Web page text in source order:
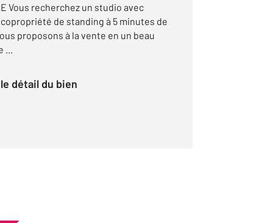
Vous recherchez un studio avec
de standing à 5 minutes de
proposons à la vente en un beau
...
le détail du bien